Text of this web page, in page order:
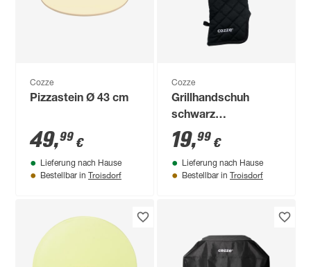
Cozze
Pizzastein Ø 43 cm
49,99 €
Lieferung nach Hause
Bestellbar in Troisdorf
Cozze
Grillhandschuh
schwarz
Universalgröße
19,99 €
Lieferung nach Hause
Bestellbar in Troisdorf